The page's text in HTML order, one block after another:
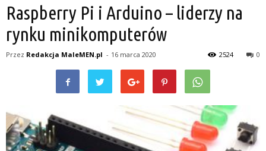
Raspberry Pi i Arduino – liderzy na
rynku minikomputerów
Przez Redakcja MaleMEN.pl - 16 marca 2020 0
2524